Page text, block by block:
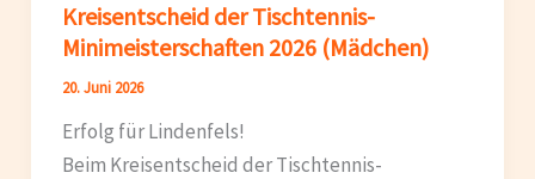
Kreisentscheid der Tischtennis-
Minimeisterschaften 2026 (Mädchen)
20. Juni 2026
Erfolg für Lindenfels!
Beim Kreisentscheid der Tischtennis-